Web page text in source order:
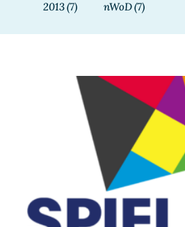
2013(7) nWoD(7)
DORP-TV auf der
Essen